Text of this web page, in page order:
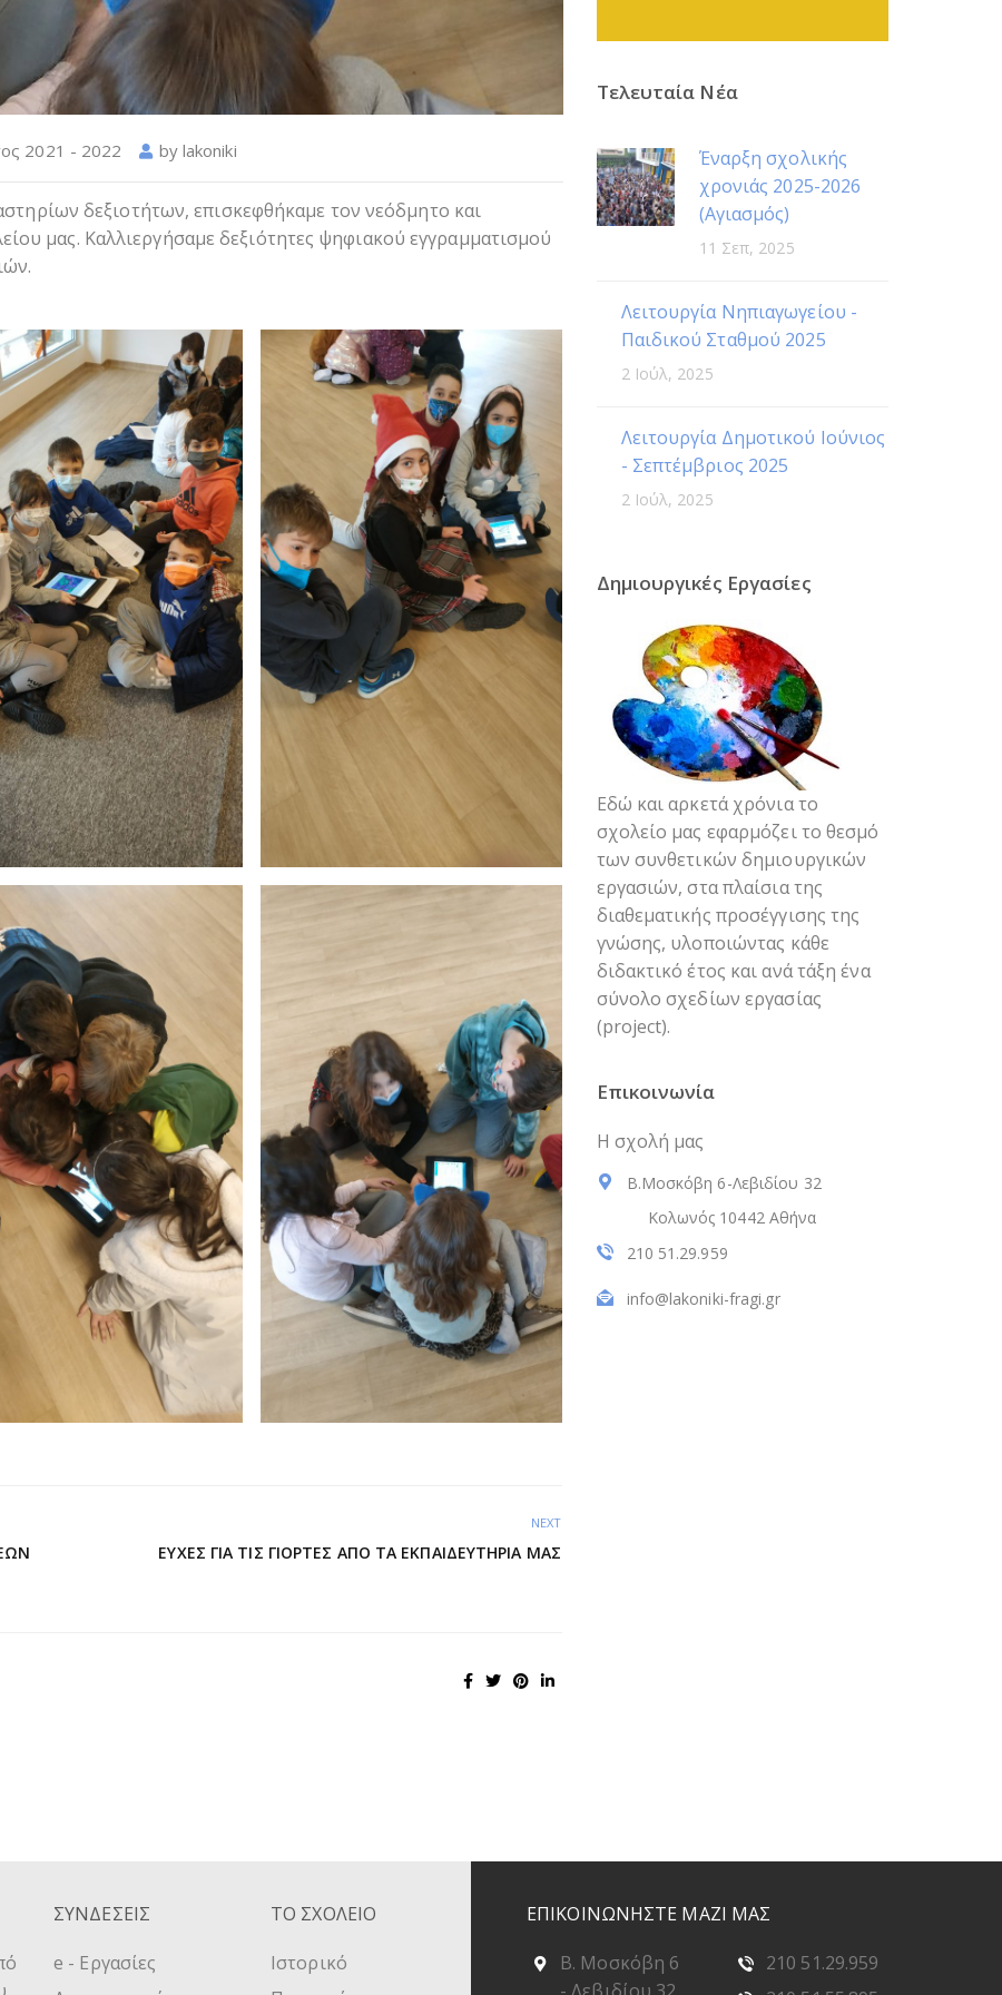
2021 - 2022 by lakoniki
δεξιοτήτων, επισκεφθήκαμε τον νεόδμητο και
μας. Καλλιεργήσαμε δεξιότητες ψηφιακού εγγραμματισμού
NEXT
ΕΥΧΈΣ ΓΙΑ ΤΙΣ ΓΙΟΡΤΈΣ ΑΠΌ ΤΑ ΕΚΠΑΙΔΕΥΤΉΡΙΆ ΜΑΣ
Τελευταία Νέα
Έναρξη σχολικής
χρονιάς 2025-2026
(Αγιασμός)
11 Σεπ, 2025
Λειτουργία Νηπιαγωγείου -
Παιδικού Σταθμού 2025
2 Ιούλ, 2025
Λειτουργία Δημοτικού Ιούνιος
- Σεπτέμβριος 2025
2 Ιούλ, 2025
Δημιουργικές Εργασίες
Εδώ και αρκετά χρόνια το
σχολείο μας εφαρμόζει το θεσμό
των συνθετικών δημιουργικών
εργασιών, στα πλαίσια της
διαθεματικής προσέγγισης της
γνώσης, υλοποιώντας κάθε
διδακτικό έτος και ανά τάξη ένα
σύνολο σχεδίων εργασίας
(project).
Επικοινωνία
Η σχολή μας
Β.Μοσκόβη 6-Λεβιδίου 32
Κολωνός 10442 Αθήνα
210 51.29.959
info@lakoniki-fragi.gr
ΣΥΝΔΕΣΕΙΣ
e - Εργασίες
ΤΟ ΣΧΟΛΕΙΟ
Ιστορικό
ΕΠΙΚΟΙΝΩΝΗΣΤΕ ΜΑΖΙ ΜΑΣ
Β. Μοσκόβη 6
210 51.29.959